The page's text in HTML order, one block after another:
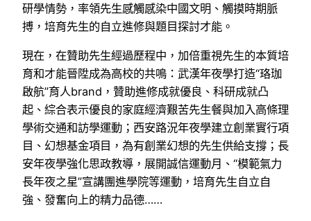
研學情勢，率領先生感觸感染中國文明、觸摸時期脈
搏，培育先生的自立進修與題目探討才能。
現在，在贊助先生經過歷程中，加倍重視先生的本質培
育和才能晉陞成為高校的共鳴：武漢年夜學打造“珞珈
啟航”育人brand，贊助進修成就優良、科研成就凸
起、綜合表示優良的家庭經濟艱苦先生餐與加入高條理
學術交通和訪學運動；西安路況年夜學建立創業實行項
目、幻想基金項目，為有創業幻想的先生供給支撐；長
安年夜學強化思政教導，展開誠信運動月、“模範氣力
長年夜之星”宣講團進學院等運動，培育先生自立自
強、發奮向上的精力品德……